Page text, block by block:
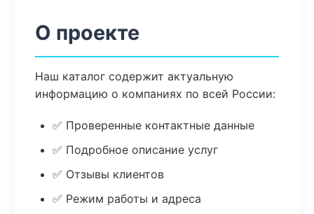
О проекте
Наш каталог содержит актуальную
информацию о компаниях по всей России:
✅ Проверенные контактные данные
✅ Подробное описание услуг
✅ Отзывы клиентов
✅ Режим работы и адреса